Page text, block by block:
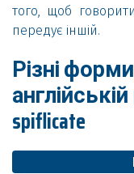
того, щоб
передує іншій.
Різні
spiflicate